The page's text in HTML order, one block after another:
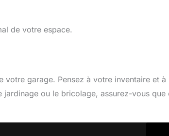
de votre espace.
votre garage. Pensez à votre inventaire et à
jardinage ou le bricolage, assurez-vous que